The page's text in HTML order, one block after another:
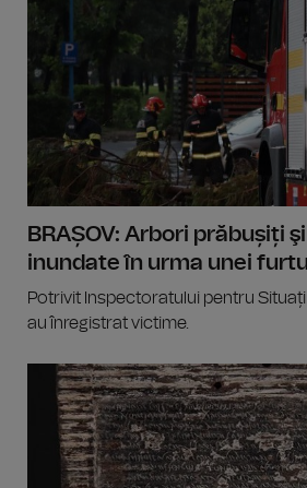
BRAȘOV: Arbori prăbușiți
inundate în urma unei
Potrivit Inspectoratului pentru
au înregistrat victime.